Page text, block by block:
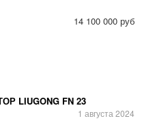
LIUGONG FN 23
1 августа 2024
14 100 000 руб